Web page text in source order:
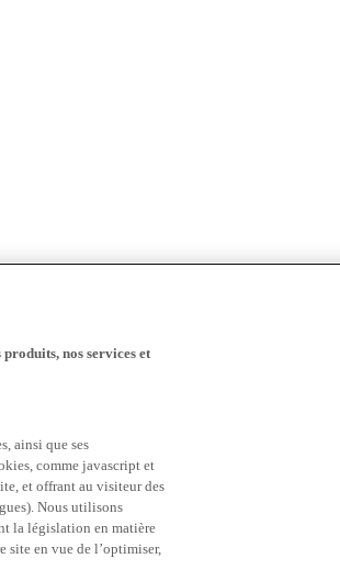
nos services et
ainsi que ses
comme javascript et
et offrant au visiteur des
Nous utilisons
la législation en matière
site en vue de l’optimiser,